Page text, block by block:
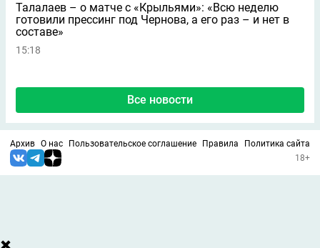
Талалаев – о матче с «Крыльями»: «Всю неделю
готовили прессинг под Чернова, а его раз – и нет в
составе»
15:18
Все новости
Архив О нас Пользовательское соглашение Правила
Политика сайта
18+